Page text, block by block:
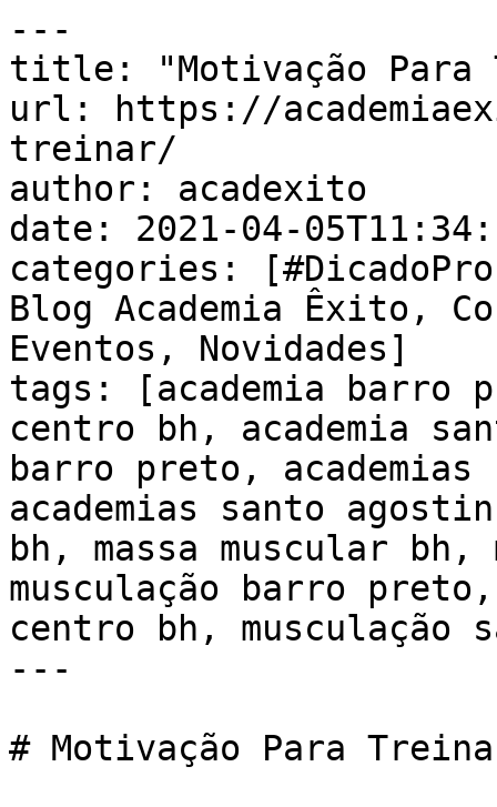
---
title: "Motivação Para
url: https://
treinar/
author: acadexito
date: 2021-04-
categories:
Blog Academia Êxito,
Eventos, Novidades]
tags: [academia barro
centro bh, academia
barro preto,
academias santo
bh, massa muscular
musculação barro
centro bh, musculação
---
# Motivação Para